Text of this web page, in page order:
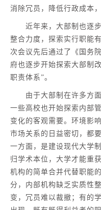
消除冗员，降低行政成本
近年来，大部制也逐步
整合力度，探索实行职能
次会议先后通过了《国务
府也逐步开始探索大部制
职责体系”。
由于大部制在许多方面
一些高校也开始探索内部
变化的客观需要。环境影
市场关系的日益密切，都
一方面，是建设现代大学
归学术本位，大学才能重
机构的简单合并代替职能
分，内部机构缺乏实质性
变，冗员难以裁撤；有的